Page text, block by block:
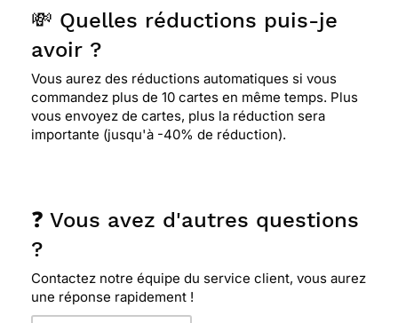
💸 Quelles réductions puis-je
avoir ?
Vous aurez des réductions automatiques si vous
commandez plus de 10 cartes en même temps. Plus
vous envoyez de cartes, plus la réduction sera
importante (jusqu'à -40% de réduction).
❓ Vous avez d'autres questions
?
Contactez notre équipe du service client, vous aurez
une réponse rapidement !